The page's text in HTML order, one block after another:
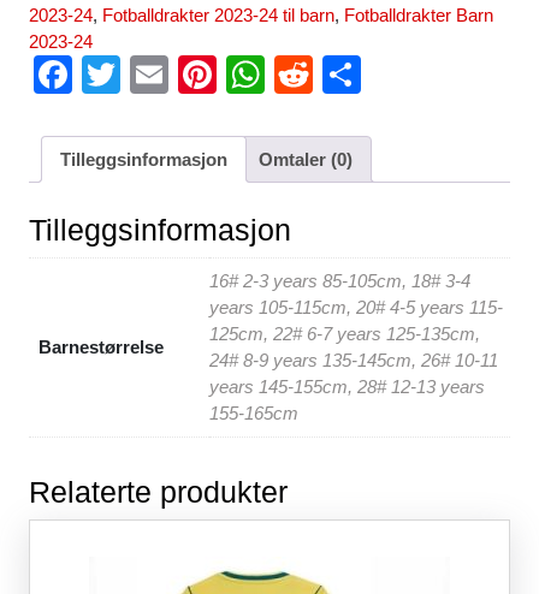
2023-24, Fotballdrakter 2023-24 til barn, Fotballdrakter Barn
2023-24
F
c
b
o
k
T
tt
E
ail
Pi
er
st
W
at
s
A
p
p
R
d
di
ar
e
Tilleggsinformasjon Omtaler (0)
Tilleggsinformasjon
Barnestørrelse
16# 2-3 years 85-105cm, 18# 3-4
years 105-115cm, 20# 4-5 years 115-
125cm, 22# 6-7 years 125-135cm,
24# 8-9 years 135-145cm, 26# 10-11
years 145-155cm, 28# 12-13 years
155-165cm
Relaterte produkter